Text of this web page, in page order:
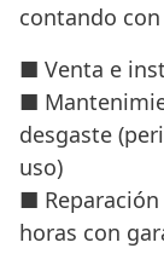
contando con
■ Venta e
■
desgaste
uso)
■
horas con